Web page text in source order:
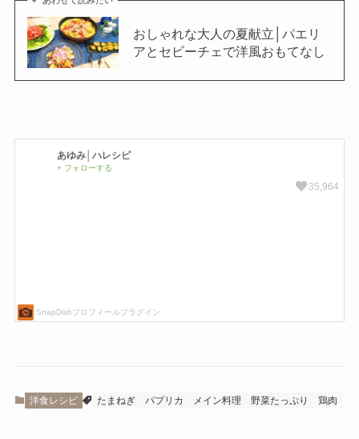
おしゃれな大人の夏献立│パエリ
アとセビーチェで洋風おもてなし
洋食レシピ たまねぎ パプリカ メイン料理 野菜たっぷり 鶏肉